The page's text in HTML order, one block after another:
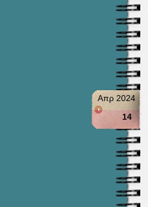
Απρ 2024
14